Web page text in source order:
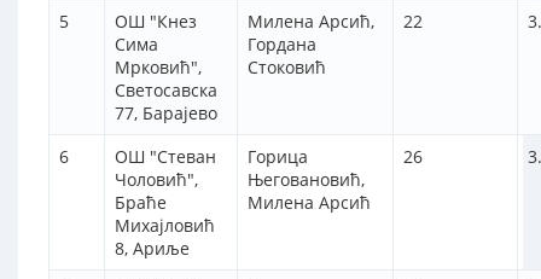
5
ОШ "Кнез
Сима
Мрковић",
Светосавска
77, Барајево
Милена Арсић,
Гордана
Стоковић
22
6
ОШ "Стеван
Чоловић",
Браће
Михајловић
8, Ариље
Горица
Његовановић,
Милена Арсић
26